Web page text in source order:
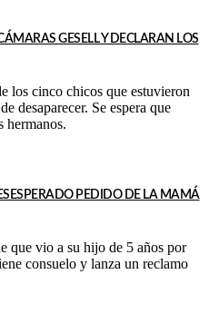
GESELL Y DECLARAN LOS
los cinco chicos que estuvieron
desaparecer. Se espera que
hermanos.
PEDIDO DE LA MAMÁ
que vio a su hijo de 5 años por
consuelo y lanza un reclamo